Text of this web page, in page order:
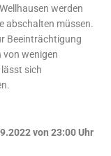
werden
abschalten müssen.
Beeinträchtigung
von wenigen
sich
von 23:00 Uhr